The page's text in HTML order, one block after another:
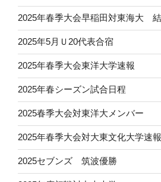
2025年春季大会早稲田対東海大
2025年5月Ｕ20代表合宿
2025年春季大会東洋大学速報
2025年春シーズン試合日程
2025春季大会対東洋大メンバー
2025年春季大会対大東文化大学速報
2025セブンズ 筑波優勝